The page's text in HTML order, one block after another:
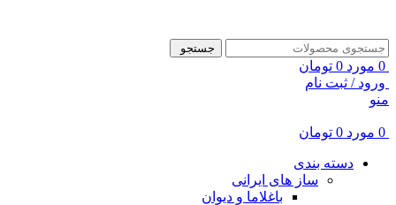
جستجو
0 مورد 0 تومان
ورود / ثبت نام
منو
0 مورد 0 تومان
دسته بندی
ساز های ایرانی
باغلاما و دیوان